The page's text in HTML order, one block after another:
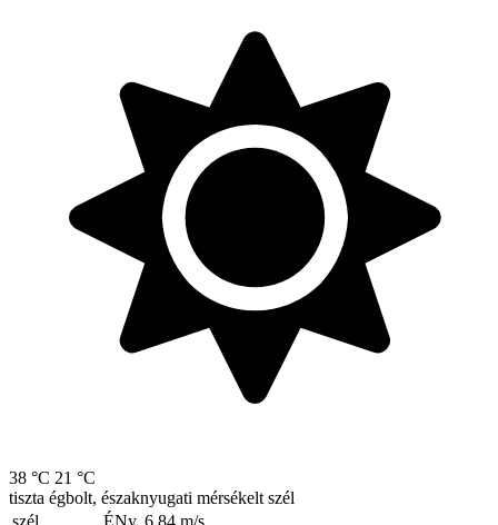
38 °C 21 °C
tiszta égbolt, északnyugati mérsékelt szél